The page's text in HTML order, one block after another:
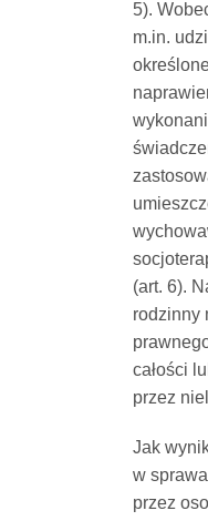
5).
m.in.
(art. 6).
rodzinny
całości
przez
Jak
w
przez